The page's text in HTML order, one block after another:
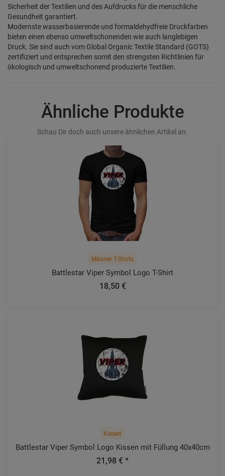
Sicherheit der Textilien und des Aufdrucks für die menschliche
Gesundheit garantiert.
Modernste wasserbasierende und formaldehydfreie Druckfarben
bieten einen ebenso umweltschonenden wie auch langlebigen
Druck. Sie sind auch vom Global Organic Textile Standard (GOTS)
zertifiziert und entsprechen somit den strengsten Richtlinien für
ökologisch und umweltschonend produzierte Textilien.
Ähnliche Produkte
Schau Dir doch auch unsere ähnlichen Artikel an.
Männer T-Shirts
Battlestar Viper Symbol Logo T-Shirt
18,50 €
Kissen
Battlestar Viper Symbol Logo Kissen mit Füllung 40x40cm
21,98 € *